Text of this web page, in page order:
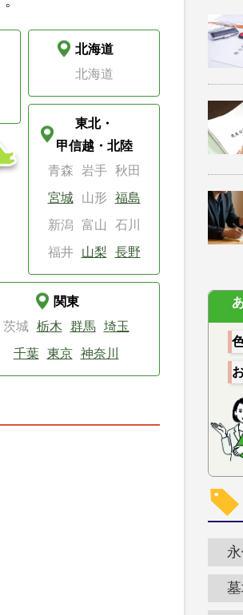
北海道
北海道
東北・
甲信越・北陸
青森
岩手
秋田
宮城
山形
福島
新潟
富山
石川
福井
山梨 長野
関東
茨城
栃木 群馬
埼玉
千葉
東京 神奈川